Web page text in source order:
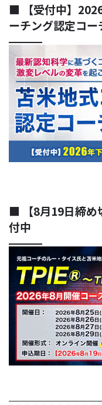
■ 【受付中】
ーチング認定コ
■ 【8月19日締め
付中